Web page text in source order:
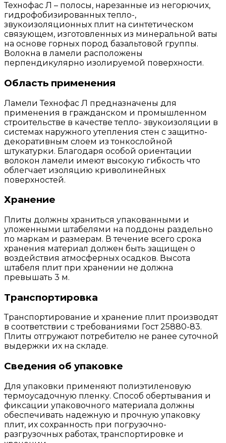
Технофас Л – полосы, нарезанные из негорючих,
гидрофобизированных тепло-,
звукоизоляционных плит на синтетическом
связующем, изготовленных из минеральной ваты
на основе горных пород базальтовой группы.
Волокна в ламели расположены
перпендикулярно изолируемой поверхности.
Область применения
Ламели Технофас Л предназначены для
применения в гражданском и промышленном
строительстве в качестве тепло- звукоизоляции в
системах наружного утепления стен с защитно-
декоративным слоем из тонкослойной
штукатурки. Благодаря особой ориентации
волокон ламели имеют высокую гибкость что
облегчает изоляцию криволинейных
поверхностей.
Хранение
Плиты должны храниться упакованными и
уложенными штабелями на поддоны раздельно
по маркам и размерам. В течение всего срока
хранения материал должен быть защищен о
воздействия атмосферных осадков. Высота
штабеля плит при хранении не должна
превышать 3 м.
Транспортировка
Транспортирование и хранение плит производят
в соответствии с требованиями Гост 25880-83.
Плиты отгружают потребителю не ранее суточной
выдержки их на складе.
Сведения об упаковке
Для упаковки применяют полиэтиленовую
термоусадочную пленку. Способ обертывания и
фиксации упаковочного материала должны
обеспечивать надежную и прочную упаковку
плит, их сохранность при погрузочно-
разгрузочных работах, транспортировке и